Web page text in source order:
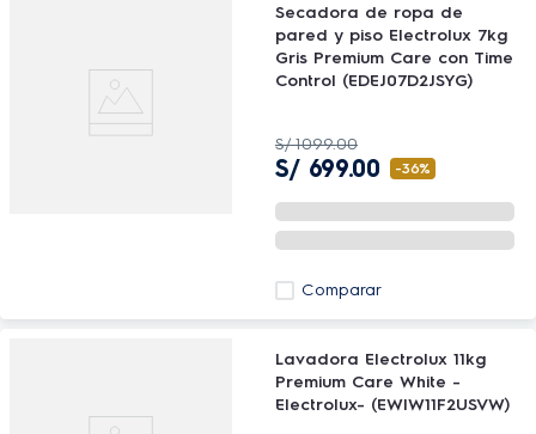
Secadora de ropa de
pared y piso Electrolux 7kg
Gris Premium Care con Time
Control (EDEJ07D2JSYG)
S/ 1099.00
S/ 699.00 -36%
Comparar
Lavadora Electrolux 11kg
Premium Care White -
Electrolux- (EWIW11F2USVW)